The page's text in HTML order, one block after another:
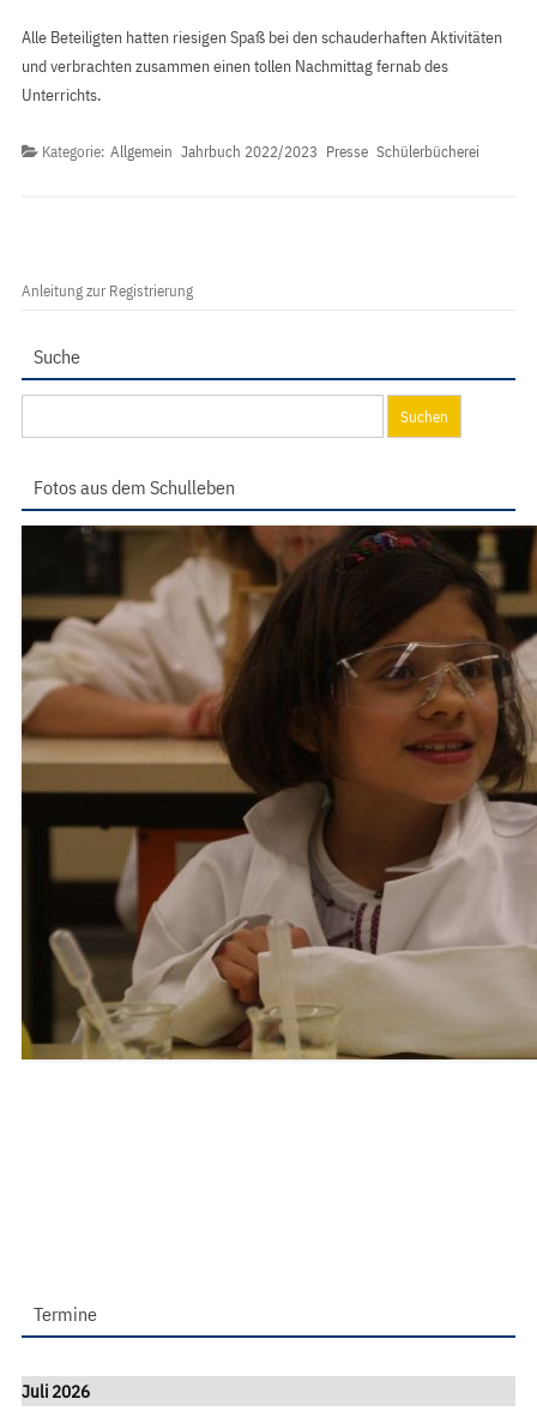
Alle Beteiligten hatten riesigen Spaß bei den schauderhaften Aktivitäten
und verbrachten zusammen einen tollen Nachmittag fernab des
Unterrichts.
Kategorie: Allgemein Jahrbuch 2022/2023 Presse Schülerbücherei
Anleitung zur Registrierung
Suche
nach:
Fotos aus dem Schulleben
Termine
Juli 2026